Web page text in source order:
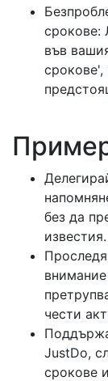
срокове:
във
срокове',
без да
известия.
чести
JustDo,
срокове